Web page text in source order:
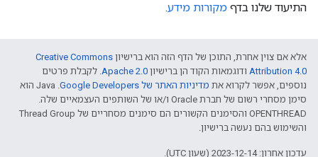
התיעוד שלנו בדף מקורות מידע.
אלא אם צוין אחרת, התוכן של הדף הזה הוא ברישיון Creative Commons
Attribution 4.0‏ ודוגמאות הקוד הן ברישיון Apache 2.0‏. לקבלת פרטים
נוספים, אפשר לקרוא את מדיניות האתר של Google Developers‏
.‏ Java הוא
סימן מסחרי רשום של חברת Oracle ו/או של השותפים העצמאיים שלה.
‫OPENTHREAD והסימנים הקשורים הם סימנים מסחריים של Thread Group
והשימוש בהם נעשה ברישיון.
עדכון אחרון: 2023-12-14 (שעון UTC).